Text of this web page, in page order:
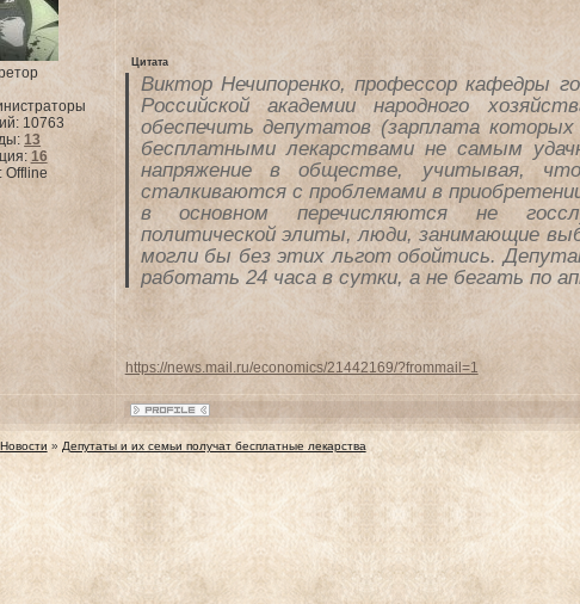
10763
13
16
Offline
Цитата
Виктор Нечипоренко, профессор кафедры
Российской академии народного
обеспечить депутатов (зарплата
бесплатными лекарствами не самым
напряжение в обществе, учитывая,
сталкиваются с проблемами в
в основном перечисляются не
политической элиты, люди, занимающие
могли бы без этих льгот обойтись.
работать 24 часа в сутки, а не бегать по
https://news.mail.ru/economics/21442169/?frommail=1
Новости » Депутаты и их семьи получат бесплатные лекарства